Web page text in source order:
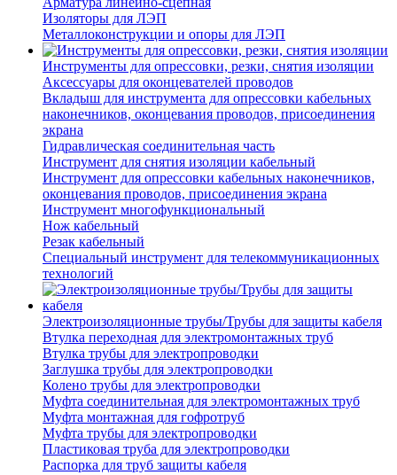
Изоляторы для ЛЭП
Металлоконструкции и опоры для ЛЭП
Инструменты для опрессовки, резки, снятия изоляции
Аксессуары для оконцевателей проводов
Вкладыш для инструмента для опрессовки кабельных
наконечников, оконцевания проводов, присоединения
экрана
Гидравлическая соединительная часть
Инструмент для снятия изоляции кабельный
Инструмент для опрессовки кабельных наконечников,
оконцевания проводов, присоединения экрана
Инструмент многофункциональный
Нож кабельный
Резак кабельный
Специальный инструмент для телекоммуникационных
технологий
Электроизоляционные трубы/Трубы для защиты кабеля
Втулка переходная для электромонтажных труб
Втулка трубы для электропроводки
Заглушка трубы для электропроводки
Колено трубы для электропроводки
Муфта соединительная для электромонтажных труб
Муфта монтажная для гофротруб
Муфта трубы для электропроводки
Пластиковая труба для электропроводки
Распорка для труб защиты кабеля